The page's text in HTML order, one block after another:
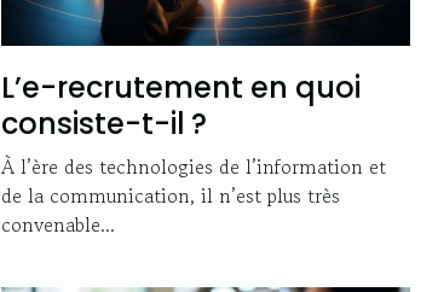
L’e-recrutement en quoi
consiste-t-il ?
À l’ère des technologies de l’information et
de la communication, il n’est plus très
convenable...